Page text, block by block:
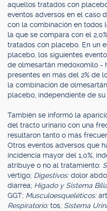
aquellos tratados con
eventos adversos en el caso
con la combinación en todos
la que se compara con el
tratados con placebo. En un
placebo, los siguientes
de olmesartán medoxomilo -
presentes en más del 2% de
la combinación de
placebo, independiente de
También se informó la
del tracto urinario con una
resultaron tanto o más
Otros eventos adversos que
incidencia mayor del 1,0%,
atribuye o no al tratamiento:
vértigo; Digestivos:dolor
diarrea; Hígado y Sistema
GGT; Musculoesqueléticos:
Respiratorio:tos; Sistema